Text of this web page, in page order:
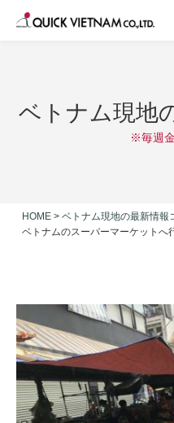
ベトナム現地
※毎週
HOME > ベトナム現地の最新情報
ベトナムのスーパーマーケットへ